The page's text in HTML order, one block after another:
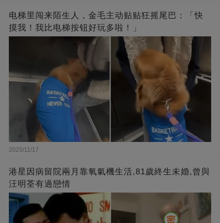
电梯里闯来陌生人，金毛主动贴贴狂摇尾巴：「快
摸我！我比电梯按钮好玩多啦！」
2025/11/17
港星因病留院兩月靠氧氣機生活,81歲終生未婚,曾與
汪明荃有過戀情